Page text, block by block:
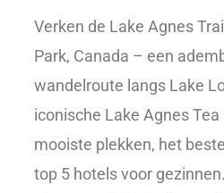
Verken de Lake Agnes
Park, Canada – een
wandelroute langs Lake
iconische Lake Agnes
mooiste plekken, het
top 5 hotels voor